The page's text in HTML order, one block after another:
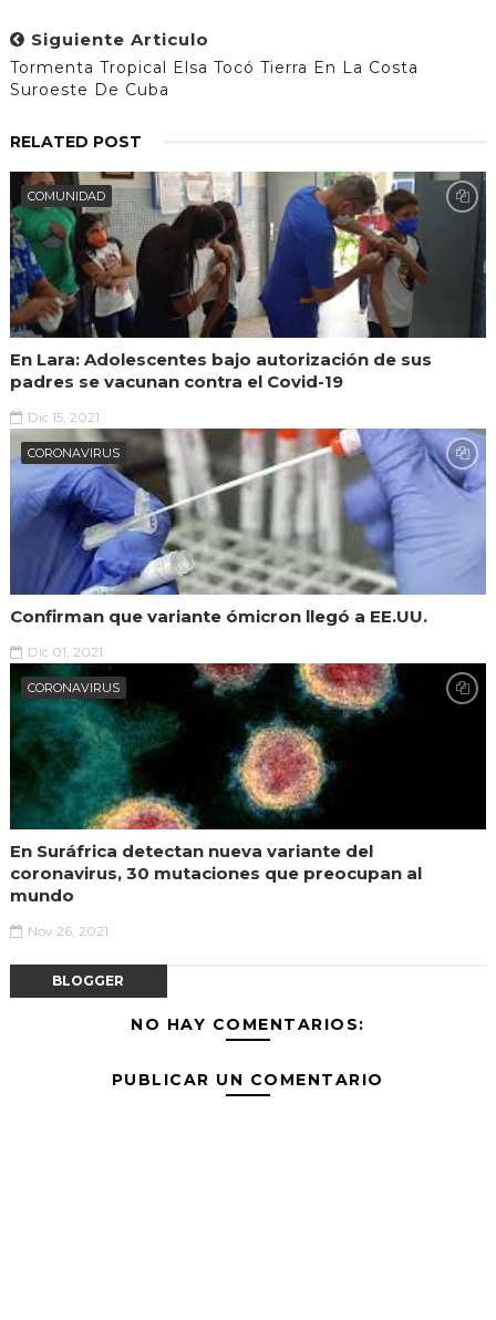
Siguiente Articulo
Tormenta Tropical Elsa Tocó Tierra En La Costa
Suroeste De Cuba
RELATED POST
COMUNIDAD
En Lara: Adolescentes bajo autorización de sus
padres se vacunan contra el Covid-19
Dic 15, 2021
CORONAVIRUS
Confirman que variante ómicron llegó a EE.UU.
Dic 01, 2021
CORONAVIRUS
En Suráfrica detectan nueva variante del
coronavirus, 30 mutaciones que preocupan al
mundo
Nov 26, 2021
BLOGGER
NO HAY COMENTARIOS:
PUBLICAR UN COMENTARIO